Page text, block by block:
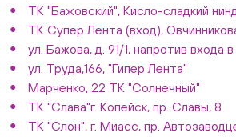
ТК "Бажовский", Кисло-сладкий
ТК Супер Лента (вход),
ул. Бажова, д. 91/1, напротив входа
ул. Труда,166, "Гипер Лента"
Марченко, 22 ТК "Солнечный"
ТК "Слава"г. Копейск, пр. Славы, 8
ТК "Слон", г. Миасс, пр.